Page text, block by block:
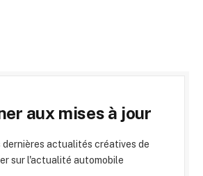
aux mises à jour
dernières actualités créatives de
sur l'actualité automobile